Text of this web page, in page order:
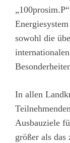
sowohl die
In allen
Ausbauziele
größer als